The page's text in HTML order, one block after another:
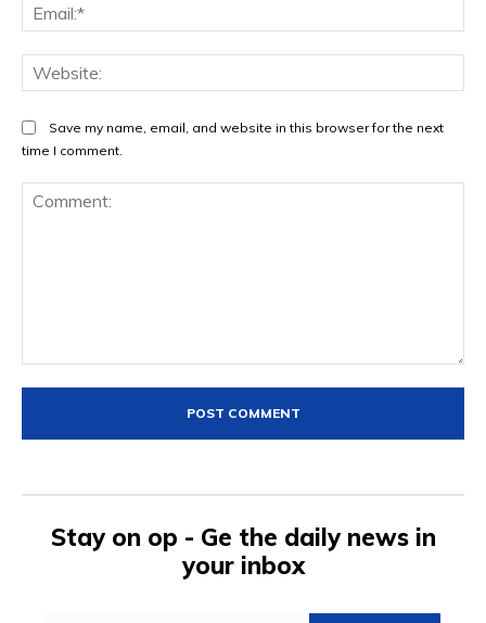
Save my name, email, and website in this browser for the next
time I comment.
Stay on op - Ge the daily news in
your inbox